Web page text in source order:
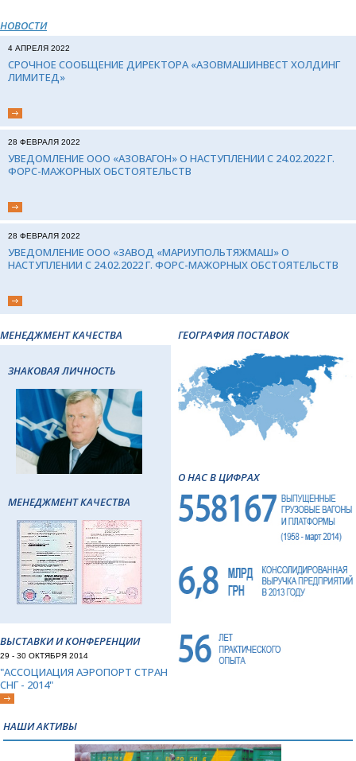
НОВОСТИ
4 АПРЕЛЯ 2022
СРОЧНОЕ СООБЩЕНИЕ ДИРЕКТОРА «АЗОВМАШИНВЕСТ ХОЛДИНГ
ЛИМИТЕД»
28 ФЕВРАЛЯ 2022
УВЕДОМЛЕНИЕ ООО «АЗОВАГОН» О НАСТУПЛЕНИИ С 24.02.2022 Г.
ФОРС-МАЖОРНЫХ ОБСТОЯТЕЛЬСТВ
28 ФЕВРАЛЯ 2022
УВЕДОМЛЕНИЕ ООО «ЗАВОД «МАРИУПОЛЬТЯЖМАШ» О
НАСТУПЛЕНИИ С 24.02.2022 Г. ФОРС-МАЖОРНЫХ ОБСТОЯТЕЛЬСТВ
МЕНЕДЖМЕНТ КАЧЕСТВА
ЗНАКОВАЯ ЛИЧНОСТЬ
МЕНЕДЖМЕНТ КАЧЕСТВА
ВЫСТАВКИ И КОНФЕРЕНЦИИ
29 - 30 ОКТЯБРЯ 2014
"АССОЦИАЦИЯ АЭРОПОРТ СТРАН
СНГ - 2014"
ГЕОГРАФИЯ ПОСТАВОК
О НАС В ЦИФРАХ
НАШИ АКТИВЫ